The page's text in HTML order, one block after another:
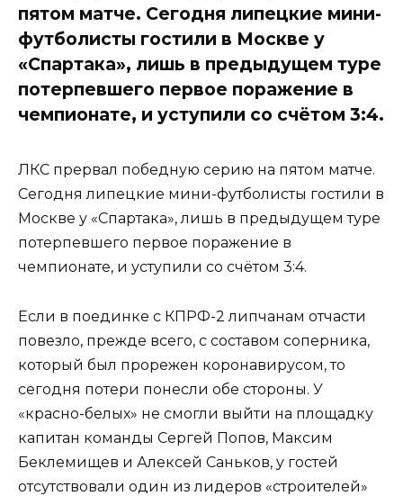
пятом матче. Сегодня липецкие мини-
футболисты гостили в Москве у
«Спартака», лишь в предыдущем туре
потерпевшего первое поражение в
чемпионате, и уступили со счётом 3:4.
ЛКС прервал победную серию на пятом матче.
Сегодня липецкие мини-футболисты гостили в
Москве у «Спартака», лишь в предыдущем туре
потерпевшего первое поражение в
чемпионате, и уступили со счётом 3:4.
Если в поединке с КПРФ-2 липчанам отчасти
повезло, прежде всего, с составом соперника,
который был прорежен коронавирусом, то
сегодня потери понесли обе стороны. У
«красно-белых» не смогли выйти на площадку
капитан команды Сергей Попов, Максим
Беклемищев и Алексей Саньков, у гостей
отсутствовали один из лидеров «строителей»